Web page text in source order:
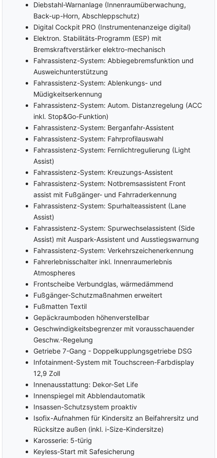
Diebstahl-Warnanlage (Innenraumüberwachung,
Back-up-Horn, Abschleppschutz)
Digital Cockpit PRO (Instrumentenanzeige digital)
Elektron. Stabilitäts-Programm (ESP) mit
Bremskraftverstärker elektro-mechanisch
Fahrassistenz-System: Abbiegebremsfunktion und
Ausweichunterstützung
Fahrassistenz-System: Ablenkungs- und
Müdigkeitserkennung
Fahrassistenz-System: Autom. Distanzregelung (ACC
inkl. Stop&Go-Funktion)
Fahrassistenz-System: Berganfahr-Assistent
Fahrassistenz-System: Fahrprofilauswahl
Fahrassistenz-System: Fernlichtregulierung (Light
Assist)
Fahrassistenz-System: Kreuzungs-Assistent
Fahrassistenz-System: Notbremsassistent Front
assist mit Fußgänger- und Fahrraderkennung
Fahrassistenz-System: Spurhalteassistent (Lane
Assist)
Fahrassistenz-System: Spurwechselassistent (Side
Assist) mit Auspark-Assistent und Ausstiegswarnung
Fahrassistenz-System: Verkehrszeichenerkennung
Fahrerlebnisschalter inkl. Innenraumerlebnis
Atmospheres
Frontscheibe Verbundglas, wärmedämmend
Fußgänger-Schutzmaßnahmen erweitert
Fußmatten Textil
Gepäckraumboden höhenverstellbar
Geschwindigkeitsbegrenzer mit vorausschauender
Geschw.-Regelung
Getriebe 7-Gang - Doppelkupplungsgetriebe DSG
Infotainment-System mit Touchscreen-Farbdisplay
12,9 Zoll
Innenausstattung: Dekor-Set Life
Innenspiegel mit Abblendautomatik
Insassen-Schutzsystem proaktiv
Isofix-Aufnahmen für Kindersitz an Beifahrersitz und
Rücksitze außen (inkl. i-Size-Kindersitze)
Karosserie: 5-türig
Keyless-Start mit Safesicherung